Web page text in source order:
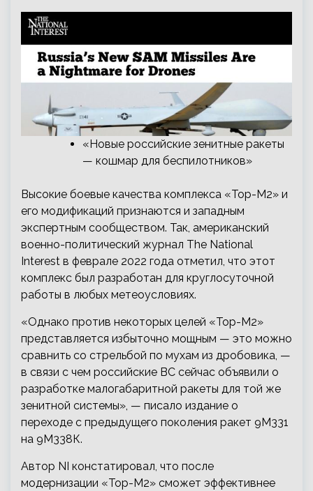
«Новые российские зенитные ракеты
— кошмар для беспилотников»
Высокие боевые качества комплекса «Тор-М2» и
его модификаций признаются и западным
экспертным сообществом. Так, американский
военно-политический журнал The National
Interest в феврале 2022 года отметил, что этот
комплекс был разработан для круглосуточной
работы в любых метеоусловиях.
«Однако против некоторых целей «Тор-М2»
представляется избыточно мощным — это можно
сравнить со стрельбой по мухам из дробовика, —
в связи с чем российские ВС сейчас объявили о
разработке малогабаритной ракеты для той же
зенитной системы», — писало издание о
переходе с предыдущего поколения ракет 9М331
на 9М338К.
Автор NI констатировал, что после
модернизации «Тор-М2» сможет эффективнее